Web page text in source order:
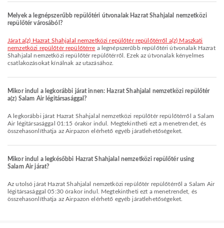
Melyek a legnépszerűbb repülőtéri útvonalak Hazrat Shahjalal nemzetközi
repülőtér városából?
járat a(z) Hazrat Shahjalal nemzetközi repülőtér repülőtérről a(z) Maszkati
nemzetközi repülőtér repülőtérre a legnépszerűbb repülőtéri útvonalak Hazrat
Shahjalal nemzetközi repülőtér repülőtérről. Ezek az útvonalak kényelmes
csatlakozásokat kínálnak az utazásához.
Mikor indul a legkorábbi járat innen: Hazrat Shahjalal nemzetközi repülőtér
a(z) Salam Air légitársasággal?
A legkorábbi járat Hazrat Shahjalal nemzetközi repülőtér repülőtérről a Salam
Air légitársasággal 01:15 órakor indul. Megtekintheti ezt a menetrendet, és
összehasonlíthatja az Airpazon elérhető egyéb járatlehetőségeket.
Mikor indul a legkésőbbi Hazrat Shahjalal nemzetközi repülőtér using
Salam Air járat?
Az utolsó járat Hazrat Shahjalal nemzetközi repülőtér repülőtérről a Salam Air
légitársasággal 05:30 órakor indul. Megtekintheti ezt a menetrendet, és
összehasonlíthatja az Airpazon elérhető egyéb járatlehetőségeket.